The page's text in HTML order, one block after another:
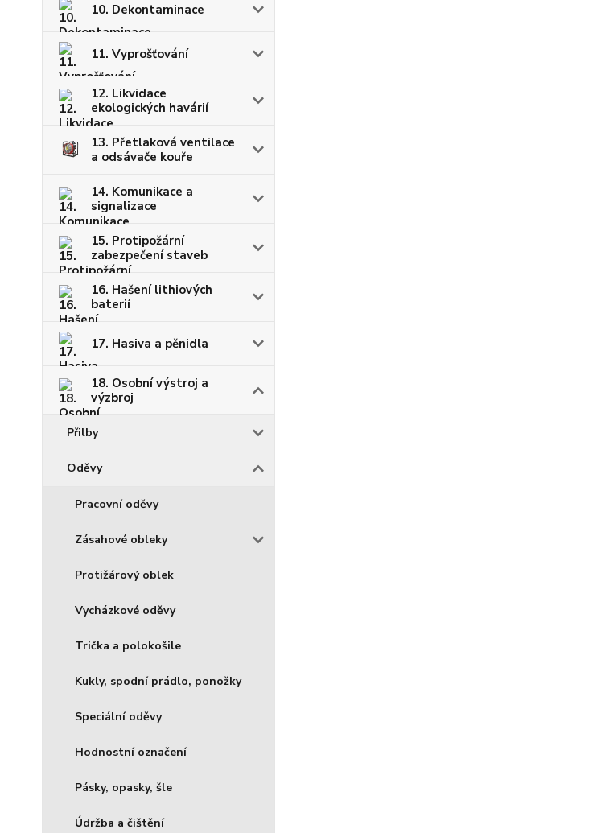
10. Dekontaminace
11. Vyprošťování
12. Likvidace
ekologických havárií
13. Přetlaková ventilace
a odsávače kouře
14. Komunikace a
signalizace
15. Protipožární
zabezpečení staveb
16. Hašení lithiových
baterií
17. Hasiva a pěnidla
18. Osobní výstroj a
výzbroj
Přilby
Oděvy
Pracovní oděvy
Zásahové obleky
Protižárový oblek
Vycházkové oděvy
Trička a polokošile
Kukly, spodní prádlo, ponožky
Speciální oděvy
Hodnostní označení
Pásky, opasky, šle
Údržba a čištění